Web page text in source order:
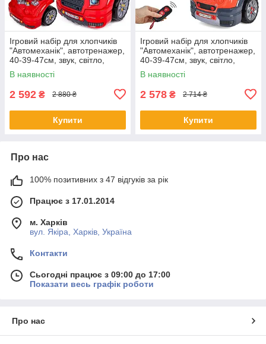
Ігровий набір для хлопчиків
"Автомеханік", автотренажер,
40-39-47см, звук, світло,
пульт, 008-978
В наявності
2 592 ₴ 2 880 ₴
Купити
Ігровий набір для хлопчиків
"Автомеханік", автотренажер,
40-39-47см, звук, світло,
пульт, 008-979
В наявності
2 578 ₴ 2 714 ₴
Купити
Про нас
100% позитивних з 47 відгуків за рік
Працює з 17.01.2014
м. Харків
вул. Якіра, Харків, Україна
Контакти
Сьогодні працює з 09:00 до 17:00
Показати весь графік роботи
Про нас